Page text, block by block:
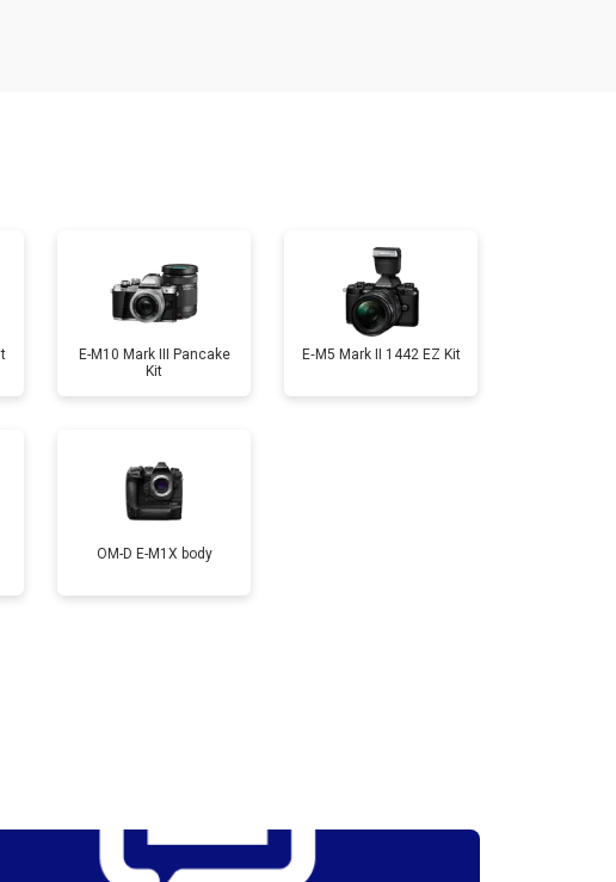
от 4300 ₽ Заказать
от 3300 ₽
от 3100 ₽
E-M10 Mark III Pancake
Kit
E‑M5 Mark II 1442 EZ Kit
OM-D E-M1X body